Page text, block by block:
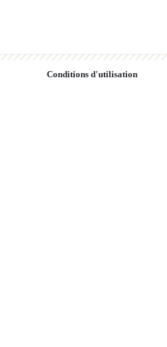
Conditions d'utilisation